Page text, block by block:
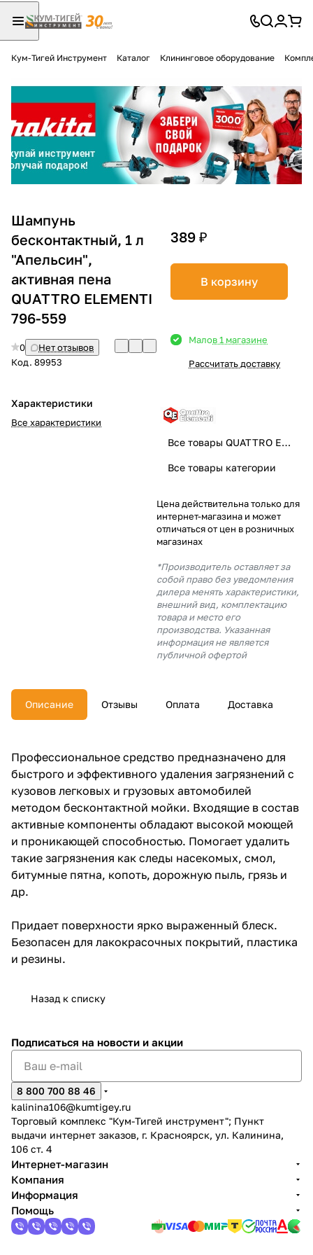
Кум-Тигей Инструмент Каталог Клининговое оборудование
Шампунь
бесконтактный, 1 л
"Апельсин",
активная пена
QUATTRO ELEMENTI
796-559
0
Нет отзывов
Код. 89953
Характеристики
Все характеристики
389 ₽
В корзину
Малов 1 магазине
Рассчитать доставку
Все товары QUATTRO ELEMENTI
Все товары категории
Цена действительна только для
интернет-магазина и может
отличаться от цен в розничных
магазинах
*Производитель оставляет за
собой право без уведомления
дилера менять характеристики,
внешний вид, комплектацию
товара и место его
производства. Указанная
информация не является
публичной офертой
Описание Отзывы Оплата Доставка
Профессиональное средство предназначено для
быстрого и эффективного удаления загрязнений с
кузовов легковых и грузовых автомобилей
методом бесконтактной мойки. Входящие в состав
активные компоненты обладают высокой моющей
и проникающей способностью. Помогает удалить
такие загрязнения как следы насекомых, смол,
битумные пятна, копоть, дорожную пыль, грязь и
др.
Придает поверхности ярко выраженный блеск.
Безопасен для лакокрасочных покрытий, пластика
и резины.
Назад к списку
Подписаться на новости и акции
8 800 700 88 46
kalinina106@kumtigey.ru
Торговый комплекс "Кум-Тигей инструмент"; Пункт
выдачи интернет заказов, г. Красноярск, ул. Калинина,
106 ст. 4
Интернет-магазин
Компания
Информация
Помощь
Разбейте
оплатуна части
без переплат
График платежей
Сегодня
Добавляйте товары
в корзину
Оплачивайте сегодня только
% картой любого банка
% будут
с вашей карты
недели
раз в 2 недели